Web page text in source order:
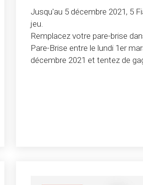
Jusqu'au 5 décembre 2021, 5
jeu.
Remplacez votre pare-brise
Pare-Brise entre le lundi 1er
décembre 2021 et tentez de